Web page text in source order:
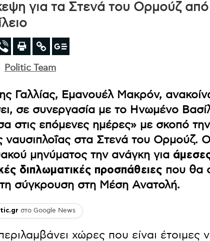
για τα Στενά του Ορμούζ από
Politic Team
Γαλλίας, Εμανουέλ Μακρόν,
σε συνεργασία με το Ηνωμένο
στις επόμενες ημέρες» με σκοπό
ναυσιπλοΐας στα Στενά του Ορμούζ.
μηνύματος την ανάγκη για
διπλωματικές προσπάθειες που θα
σύγκρουση στη Μέση Ανατολή.
στο Google News
χώρες που είναι έτοιμες